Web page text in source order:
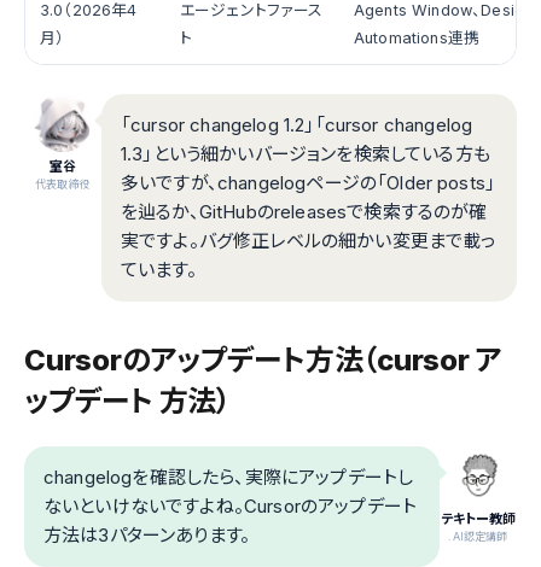
3.0（2026年4
月）
エージェントファース
ト
Agents Window、Design
Automations連携
室谷
代表取締役
「cursor changelog 1.2」「cursor changelog
1.3」という細かいバージョンを検索している方も
多いですが、changelogページの「Older posts」
を辿るか、GitHubのreleasesで検索するのが確
実ですよ。バグ修正レベルの細かい変更まで載っ
ています。
Cursorのアップデート方法（cursor ア
ップデート 方法）
テキトー教師
.AI認定講師
changelogを確認したら、実際にアップデートし
ないといけないですよね。Cursorのアップデート
方法は3パターンあります。